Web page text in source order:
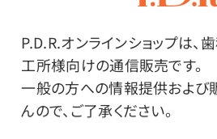
P.D.R.オンラインショップは、
工所様向けの通信販売です。
一般の方への情報提供および
んので、ご了承ください。
商品詳